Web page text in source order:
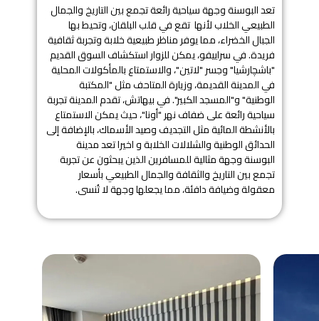
تعد البوسنة وجهة سياحية رائعة تجمع بين التاريخ والجمال
الطبيعي الخلاب لأنها تقع في قلب البلقان، وتحيط بها
الجبال الخضراء، مما يوفر مناظر طبيعية خلابة وتجربة ثقافية
فريدة. في سراييفو، يمكن للزوار استكشاف السوق القديم
"باشچارشيا" وجسر "لاتين"، والاستمتاع بالمأكولات المحلية
في المدينة القديمة، وزيارة المتاحف مثل "المكتبة
الوطنية" و"المسجد الكبير". في بيهاتش، تقدم المدينة تجربة
سياحية رائعة على ضفاف نهر "أونا"، حيث يمكن الاستمتاع
بالأنشطة المائية مثل التجديف وصيد الأسماك، بالإضافة إلى
الحدائق الوطنية والشلالات الخلابة و اخيرا تعد مدينة
البوسنة وجهة مثالية للمسافرين الذين يبحثون عن تجربة
تجمع بين التاريخ والثقافة والجمال الطبيعي بأسعار
معقولة وضيافة دافئة، مما يجعلها وجهة لا تُنسى.